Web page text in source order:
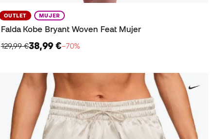
OUTLET MUJER
Falda Kobe Bryant Woven Feat Mujer
129,99 €38,99 €−70%